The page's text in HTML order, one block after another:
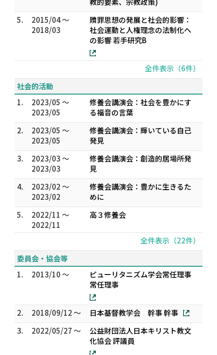
5.
2015/04 ～
2018/03
贖罪思想の発展と社会的影響：
社会運動と人権理念の法制化へ
の影響 若手研究B
全件表示（6件）
社会的活動
1.
2023/05 ～
2023/05
修養会講演会：社会を豊かにす
る福音の言葉
2.
2023/05 ～
2023/05
修養会講演会：輝いている自己
発見
3.
2023/03 ～
2023/03
修養会講演会：創造的居場所発
見
4.
2023/02 ～
2023/02
修養会講演会：豊かに生きるた
めに
5.
2022/11 ～
2022/11
高３修養会
全件表示（22件）
委員会・協会等
1.
2013/10 ～
ピューリタニズム学会常任理事
常任理事
2. 2018/09/12 ～
日本基督教学会 幹事 幹事
3.
2022/05/27 ～
公益財団法人日本キリスト教文
化協会 評議員